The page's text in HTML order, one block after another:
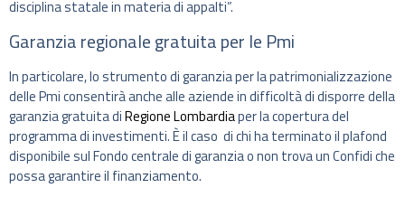
disciplina statale in materia di appalti”.
Garanzia regionale gratuita per le Pmi
In particolare, lo strumento di garanzia per la patrimonializzazione
delle Pmi consentirà anche alle aziende in difficoltà di disporre della
garanzia gratuita diRegione Lombardiaper la copertura del
programma di investimenti. È il caso di chi ha terminato il plafond
disponibile sul Fondo centrale di garanzia o non trova un Confidi che
possa garantire il finanziamento.